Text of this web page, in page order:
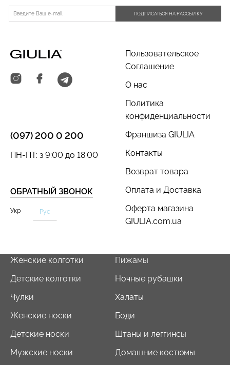
ПОДПИСАТЬСЯ НА РАССЫЛКУ
Пользовательское
Соглашение
О нас
Политика
конфиденциальности
Франшиза GIULIA
Контакты
Возврат товара
Оплата и Доставка
Оферта магазина
GIULIA.com.ua
(097) 200 0 200
ОБРАТНЫЙ ЗВОНОК
ПН-ПТ: з 9:00 до 18:00
Укр Рус
Женские колготки
Детские колготки
Чулки
Женские носки
Детские носки
Мужские носки
Пижамы
Ночные рубашки
Халаты
Боди
Штаны и леггинсы
Домашние костюмы
299 грн.499 грн.
454 грн.649 грн.
бретелях CAMI TOP
(белый) Giulia
коррекцией BRA
SHAPEWEAR nude